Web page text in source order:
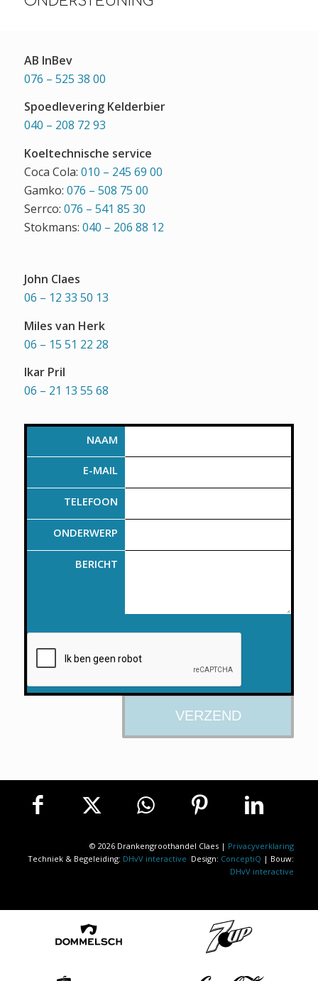
AB InBev
076 – 525 38 00
Spoedlevering Kelderbier
040 – 208 72 93
Koeltechnische service
Coca Cola: 010 – 245 69 00
Gamko: 076 – 508 75 00
Serrco: 076 – 541 85 30
Stokmans: 040 – 206 88 12
John Claes
06 – 12 33 50 13
Miles van Herk
06 – 15 51 22 28
Ikar Pril
06 – 21 13 55 68
NAAM
E-MAIL
TELEFOON
ONDERWERP
BERICHT
© 2026 Drankengroothandel Claes | Privacyverklaring
Techniek & Begeleiding: DHvV interactive Design: ConceptiQ | Bouw:
DHvV interactive